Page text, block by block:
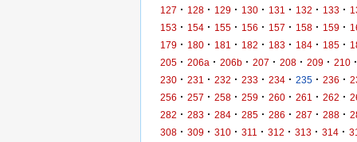
127 · 128 · 129 · 130 · 131 · 132 · 133 ·
153 · 154 · 155 · 156 · 157 · 158 · 159 ·
179 · 180 · 181 · 182 · 183 · 184 · 185 ·
205 · 206a · 206b · 207 · 208 · 209 · 210 ·
230 · 231 · 232 · 233 · 234 · 235 · 236 ·
256 · 257 · 258 · 259 · 260 · 261 · 262 ·
282 · 283 · 284 · 285 · 286 · 287 · 288 ·
308 · 309 · 310 · 311 · 312 · 313 · 314 ·